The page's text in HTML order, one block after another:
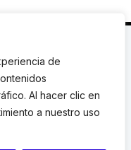
de
Al hacer clic en
a nuestro uso
|
T.: +34 93